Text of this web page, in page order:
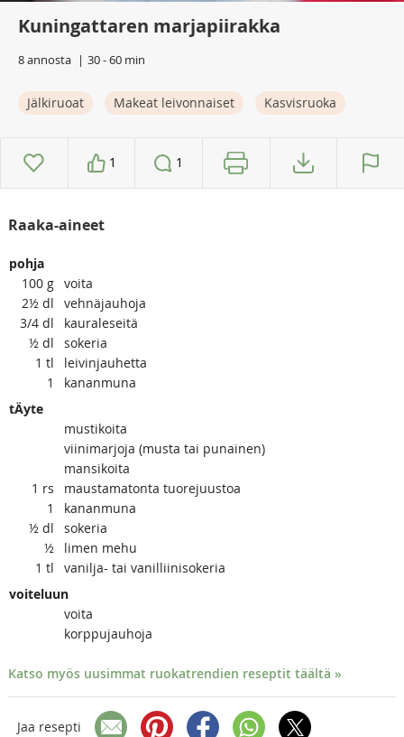
Kuningattaren marjapiirakka
8 annosta 30 - 60 min
Jälkiruoat Makeat leivonnaiset Kasvisruoka
1 1
Raaka-aineet
pohja
100 g voita
2½ dl
vehnäjauhoja
3/4 dl
kauraleseitä
½ dl
sokeria
1 tl
leivinjauhetta
1
kananmuna
tÄyte
mustikoita
viinimarjoja (musta tai punainen)
mansikoita
1 rs
maustamatonta tuorejuustoa
1
kananmuna
½ dl
sokeria
½
limen mehu
1 tl
vanilja- tai vanilliinisokeria
voiteluun
voita
korppujauhoja
Katso myös uusimmat ruokatrendien reseptit täältä »
Jaa resepti